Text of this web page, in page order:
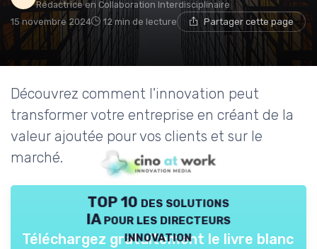
Rédactrice en Collaboration Interdisciplinaire
15 novembre 2024
12 min de lecture Partager cette page
Découvrez comment l'innovation peut
transformer votre entreprise en créant de la
valeur ajoutée pour vos clients et sur le
marché.
TOP 10 des solutions
IA pour les directeurs
innovation
Téléchargez gratuitement le livre blanc